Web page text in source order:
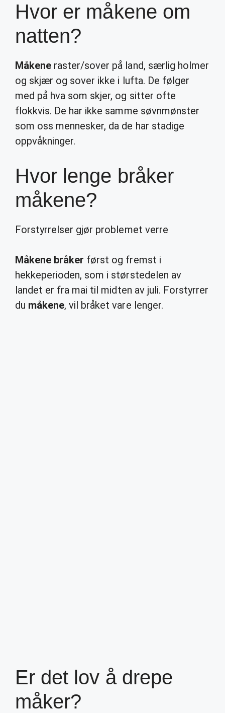
Hvor er måkene om
natten?
Måkene raster/sover på land, særlig holmer
og skjær og sover ikke i lufta. De følger
med på hva som skjer, og sitter ofte
flokkvis. De har ikke samme søvnmønster
som oss mennesker, da de har stadige
oppvåkninger.
Hvor lenge bråker
måkene?
Forstyrrelser gjør problemet verre
Måkene bråker først og fremst i
hekkeperioden, som i størstedelen av
landet er fra mai til midten av juli. Forstyrrer
du måkene, vil bråket vare lenger.
Er det lov å drepe
måker?